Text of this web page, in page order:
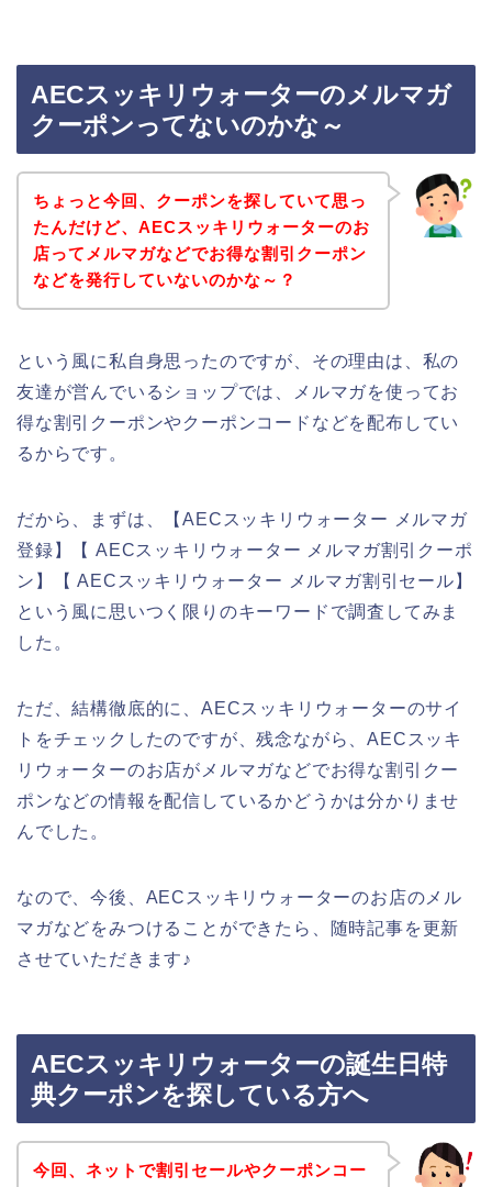
AECスッキリウォーターのメルマガ
クーポンってないのかな～
ちょっと今回、クーポンを探していて思っ
たんだけど、AECスッキリウォーターのお
店ってメルマガなどでお得な割引クーポン
などを発行していないのかな～？
という風に私自身思ったのですが、その理由は、私の
友達が営んでいるショップでは、メルマガを使ってお
得な割引クーポンやクーポンコードなどを配布してい
るからです。
だから、まずは、【AECスッキリウォーター メルマガ
登録】【 AECスッキリウォーター メルマガ割引クーポ
ン】【 AECスッキリウォーター メルマガ割引セール】
という風に思いつく限りのキーワードで調査してみま
した。
ただ、結構徹底的に、AECスッキリウォーターのサイ
トをチェックしたのですが、残念ながら、AECスッキ
リウォーターのお店がメルマガなどでお得な割引クー
ポンなどの情報を配信しているかどうかは分かりませ
んでした。
なので、今後、AECスッキリウォーターのお店のメル
マガなどをみつけることができたら、随時記事を更新
させていただきます♪
AECスッキリウォーターの誕生日特
典クーポンを探している方へ
今回、ネットで割引セールやクーポンコー